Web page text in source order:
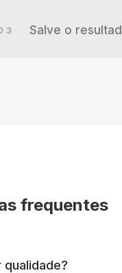
3 Salve o
frequentes